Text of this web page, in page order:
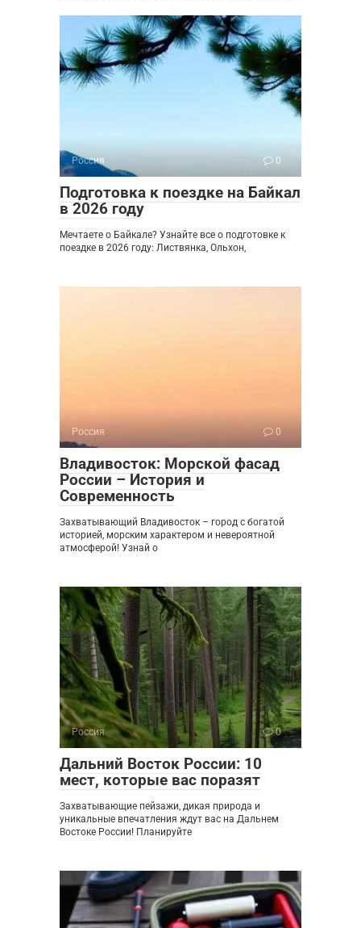
Россия 0
Подготовка к поездке на Байкал
в 2026 году
Мечтаете о Байкале? Узнайте все о подготовке к
поездке в 2026 году: Листвянка, Ольхон,
Россия 0
Владивосток: Морской фасад
России – История и
Современность
Захватывающий Владивосток – город с богатой
историей, морским характером и невероятной
атмосферой! Узнай о
Россия 0
Дальний Восток России: 10
мест, которые вас поразят
Захватывающие пейзажи, дикая природа и
уникальные впечатления ждут вас на Дальнем
Востоке России! Планируйте